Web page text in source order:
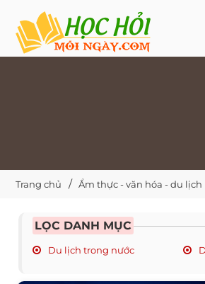
Trang chủ Ẩm thực - văn hóa - du lịch
LỌC DANH MỤC
Du lịch trong nước